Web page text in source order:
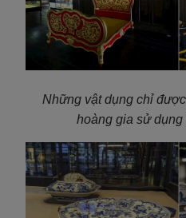
Những vật dụng chỉ
hoàng gia sử dụng